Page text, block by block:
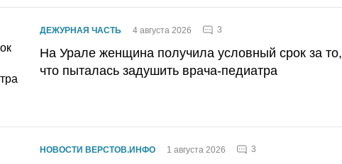
ДЕЖУРНАЯ ЧАСТЬ 4 августа 2026 3
На Урале женщина получила условный срок за то,
что пыталась задушить врача-педиатра
НОВОСТИ ВЕРСТОВ.ИНФО 1 августа 2026 3